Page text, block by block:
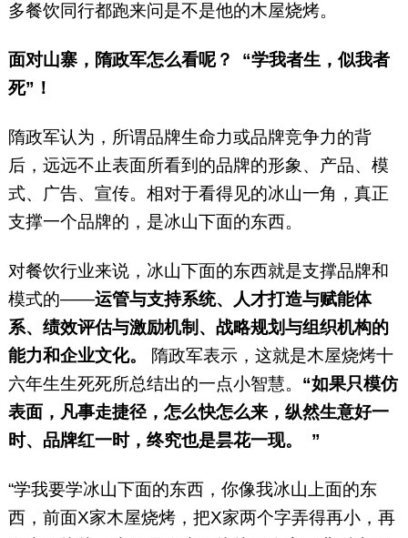
多餐饮同行都跑来问是不是他的木屋烧烤。
面对山寨，隋政军怎么看呢？ “学我者生，似我者
死”！
隋政军认为，所谓品牌生命力或品牌竞争力的背
后，远远不止表面所看到的品牌的形象、产品、模
式、广告、宣传。相对于看得见的冰山一角，真正
支撑一个品牌的，是冰山下面的东西。
对餐饮行业来说，冰山下面的东西就是支撑品牌和
模式的——运管与支持系统、人才打造与赋能体
系、绩效评估与激励机制、战略规划与组织机构的
能力和企业文化。 隋政军表示，这就是木屋烧烤十
六年生生死死所总结出的一点小智慧。 “如果只模仿
表面，凡事走捷径，怎么快怎么来，纵然生意好一
时、品牌红一时，终究也是昙花一现。 ”
“学我要学冰山下面的东西，你像我冰山上面的东
西，前面X家木屋烧烤，把X家两个字弄得再小，再